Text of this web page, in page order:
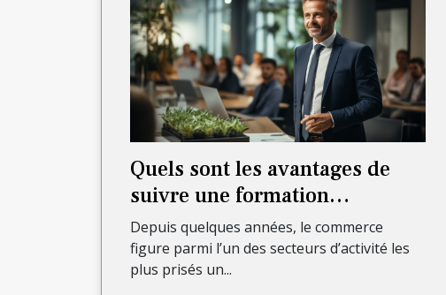
Quels sont les avantages de
suivre une formation
commerciale ?
Depuis quelques années, le commerce
figure parmi l’un des secteurs d’activité les
plus prisés un...